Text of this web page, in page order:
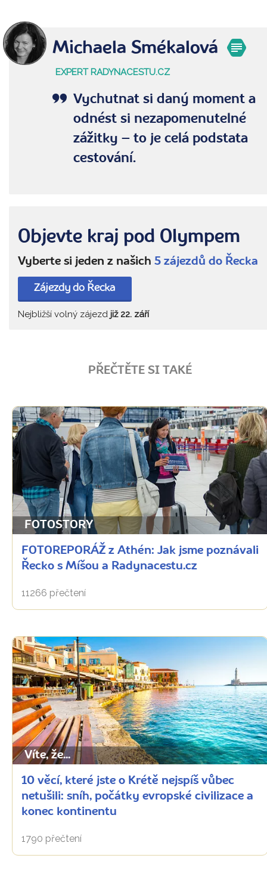
Michaela Smékalová
EXPERT RADYNACESTU.CZ
Vychutnat si daný moment a
odnést si nezapomenutelné
zážitky – to je celá podstata
cestování.
Objevte kraj pod Olympem
Vyberte si jeden z našich 5 zájezdů do Řecka
Zájezdy do Řecka
Nejbližší volný zájezd již 22. září
PŘEČTĚTE SI TAKÉ
FOTOSTORY
FOTOREPORÁŽ z Athén: Jak jsme poznávali
Řecko s Míšou a Radynacestu.cz
11266 přečtení
Víte, že...
10 věcí, které jste o Krétě nejspíš vůbec
netušili: sníh, počátky evropské civilizace a
konec kontinentu
1790 přečtení